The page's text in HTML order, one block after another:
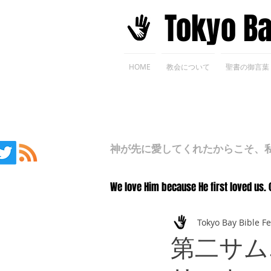
​Tokyo
HOME 教会について 聖書の御言葉
神が先に愛してくれたからこそ、
We love Him because He first loved us.
第二サ
Tokyo Bay Bible